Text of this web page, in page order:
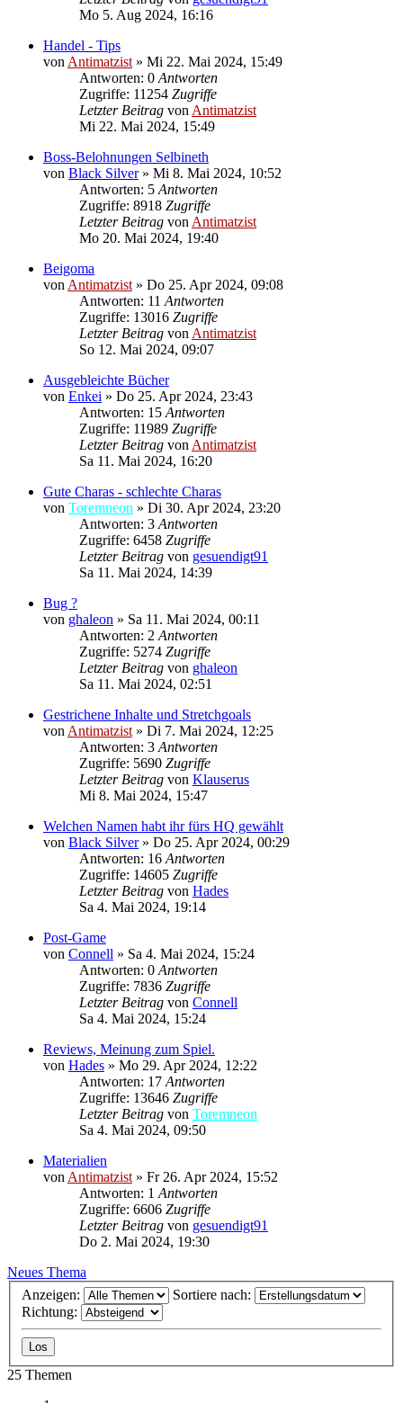
Mo 5. Aug 2024, 16:16
Handel - Tips
von Antimatzist » Mi 22. Mai 2024, 15:49
Antworten: 0 Antworten
Zugriffe: 11254 Zugriffe
Letzter Beitrag von Antimatzist
Mi 22. Mai 2024, 15:49
Boss-Belohnungen Selbineth
von Black Silver» Mi 8. Mai 2024, 10:52
Antworten: 5 Antworten
Zugriffe: 8918 Zugriffe
Letzter Beitrag von Antimatzist
Mo 20. Mai 2024, 19:40
Beigoma
von Antimatzist » Do 25. Apr 2024, 09:08
Antworten: 11 Antworten
Zugriffe: 13016 Zugriffe
Letzter Beitrag von Antimatzist
So 12. Mai 2024, 09:07
Ausgebleichte Bücher
von Enkei » Do 25. Apr 2024, 23:43
Antworten: 15 Antworten
Zugriffe: 11989 Zugriffe
Letzter Beitrag von Antimatzist
Sa 11. Mai 2024, 16:20
Gute Charas - schlechte Charas
von Toremneon » Di 30. Apr 2024, 23:20
Antworten: 3 Antworten
Zugriffe: 6458 Zugriffe
Letzter Beitrag von gesuendigt91
Sa 11. Mai 2024, 14:39
Bug ?
von ghaleon » Sa 11. Mai 2024, 00:11
Antworten: 2 Antworten
Zugriffe: 5274 Zugriffe
Letzter Beitrag von ghaleon
Sa 11. Mai 2024, 02:51
Gestrichene Inhalte und Stretchgoals
von Antimatzist » Di 7. Mai 2024, 12:25
Antworten: 3 Antworten
Zugriffe: 5690 Zugriffe
Letzter Beitrag von Klauserus
Mi 8. Mai 2024, 15:47
Welchen Namen habt ihr fürs HQ gewählt
von Black Silver» Do 25. Apr 2024, 00:29
Antworten: 16 Antworten
Zugriffe: 14605 Zugriffe
Letzter Beitrag von Hades
Sa 4. Mai 2024, 19:14
Post-Game
von Connell » Sa 4. Mai 2024, 15:24
Antworten: 0 Antworten
Zugriffe: 7836 Zugriffe
Letzter Beitrag von Connell
Sa 4. Mai 2024, 15:24
Reviews, Meinung zum Spiel.
von Hades » Mo 29. Apr 2024, 12:22
Antworten: 17 Antworten
Zugriffe: 13646 Zugriffe
Letzter Beitrag von Toremneon
Sa 4. Mai 2024, 09:50
Materialien
von Antimatzist » Fr 26. Apr 2024, 15:52
Antworten: 1 Antworten
Zugriffe: 6606 Zugriffe
Letzter Beitrag von gesuendigt91
Do 2. Mai 2024, 19:30
Neues Thema
Anzeigen:
Sortiere nach:
Richtung:
25 Themen